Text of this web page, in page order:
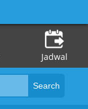
Jadwal